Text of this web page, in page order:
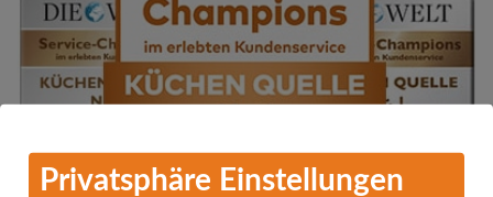
Privatsphäre Einstellungen